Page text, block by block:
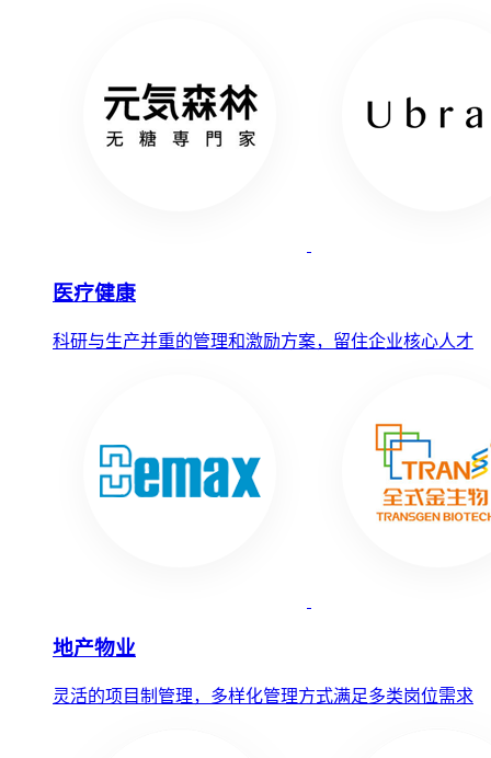
医疗健康
科研与生产并重的管理和激励方案，留住企业核心人才
地产物业
灵活的项目制管理，多样化管理方式满足多类岗位需求